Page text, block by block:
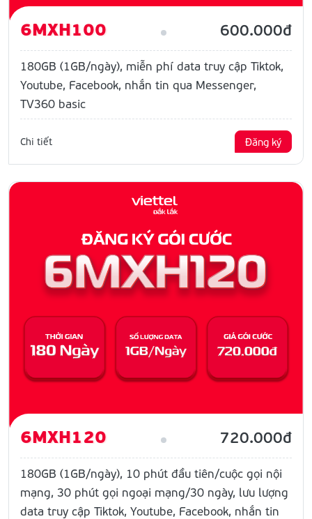
6MXH100 600.000đ
180GB (1GB/ngày), miễn phí data truy cập Tiktok,
Youtube, Facebook, nhắn tin qua Messenger,
TV360 basic
Chi tiết Đăng ký
6MXH120 720.000đ
180GB (1GB/ngày), 10 phút đầu tiên/cuộc gọi nội
mạng, 30 phút gọi ngoại mạng/30 ngày, lưu lượng
data truy cập Tiktok, Youtube, Facebook, nhắn tin